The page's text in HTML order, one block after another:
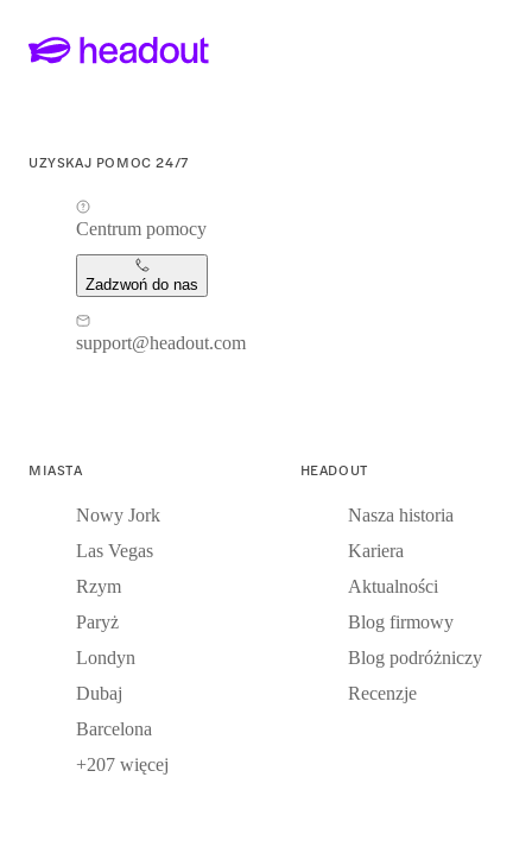
UZYSKAJ POMOC 24/7
Centrum pomocy
Zadzwoń do nas
support@headout.com
MIASTA
Nowy Jork
Las Vegas
Rzym
Paryż
Londyn
Dubaj
Barcelona
+207 więcej
HEADOUT
Nasza historia
Kariera
Aktualności
Blog firmowy
Blog podróżniczy
Recenzje